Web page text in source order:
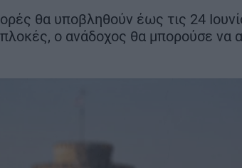
στα 22 χλμ.
θα υποβληθούν έως τις 24
ο ανάδοχος θα μπορούσε να